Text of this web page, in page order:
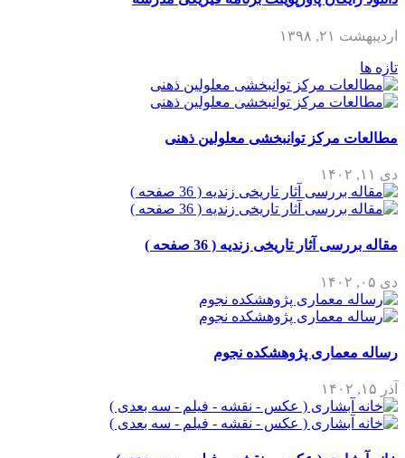
اردیبهشت ۲۱, ۱۳۹۸
تازه ها
مطالعات مرکز توانبخشی معلولین ذهنی
دی ۱۱, ۱۴۰۲
مقاله بررسی آثار تاریخی زندیه ( 36 صفحه )
دی ۰۵, ۱۴۰۲
رساله معماری پژوهشکده نجوم
آذر ۱۵, ۱۴۰۲